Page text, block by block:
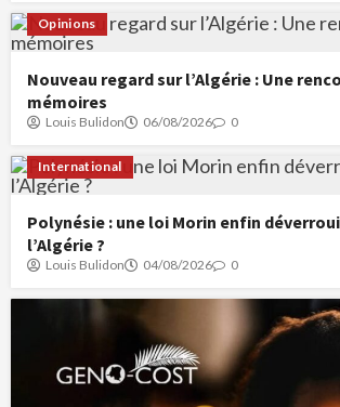
Opinions
Nouveau regard sur l’Algérie : Une
mémoires
Louis Bulidon 06/08/2026 0
International
Polynésie : une loi Morin enfin
l’Algérie ?
Louis Bulidon 04/08/2026 0